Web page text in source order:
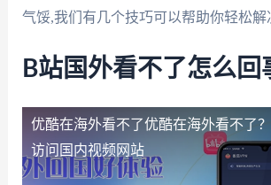
气馁,我们有几个技巧可以帮助你轻松解
B站国外看不了怎么回
优酷在海外看不了优酷在海外看不了
访问国内视频网站